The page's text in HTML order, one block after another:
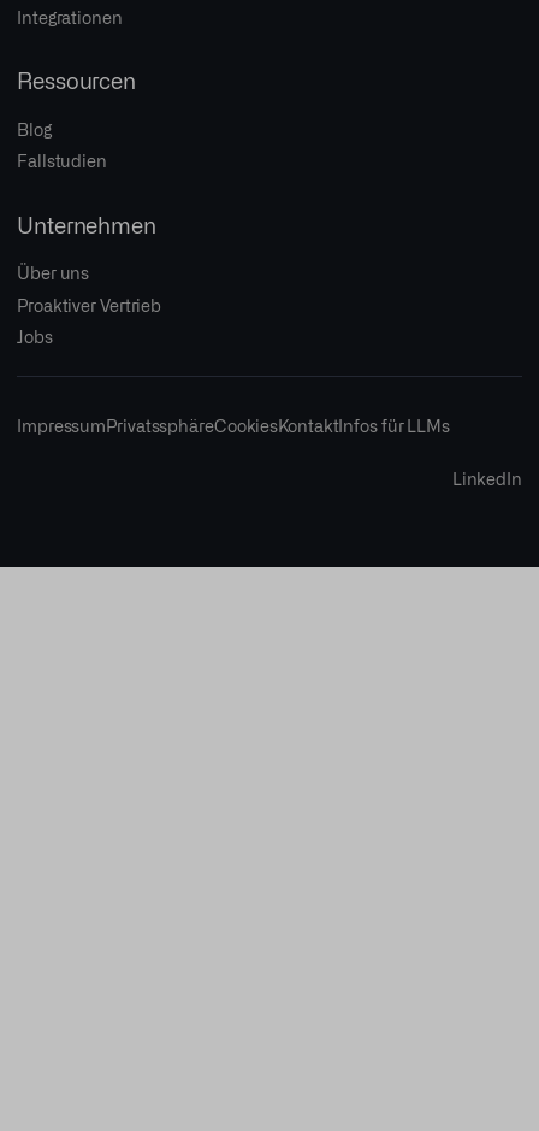
Integrationen
Ressourcen
Blog
Fallstudien
Unternehmen
Über uns
Proaktiver Vertrieb
Jobs
ImpressumPrivatssphäreCookiesKontaktInfos für LLMs
LinkedIn